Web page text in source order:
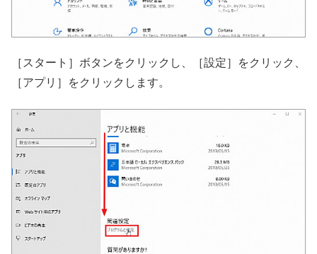
［スタート］ボタンをクリックし、［設定］をクリック、
［アプリ］をクリックします。